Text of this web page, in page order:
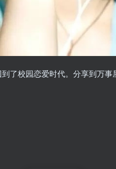
了校园恋爱时代。分享到万事